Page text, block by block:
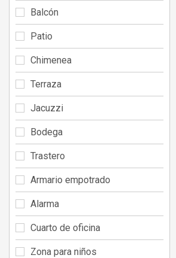
Balcón
Patio
Chimenea
Terraza
Jacuzzi
Bodega
Trastero
Armario empotrado
Alarma
Cuarto de oficina
Zona para niños